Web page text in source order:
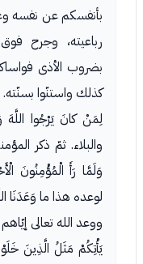
بأنفسكم عن نفسه
رباعيته، وجرح
بضروب الأذى
كذلك واستنّوا بسنّته.
لِمَنْ كانَ يَرْجُوا اللَّهَ
والبلاء. ثمّ ذكر
وَلَمَّا رَأَ الْمُؤْمِنُونَ
لوعده هذا ما وَعَدَنَا
ووعد الله تعالى
يَأْتِكُمْ مَثَلُ الَّذِينَ